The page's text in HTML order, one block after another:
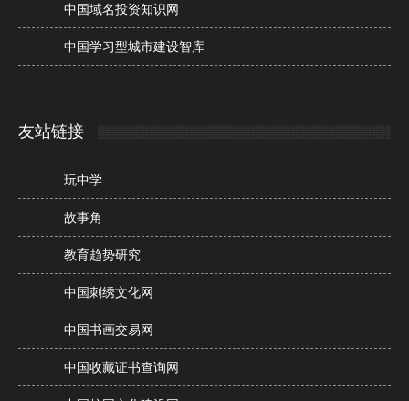
中国域名投资知识网
中国学习型城市建设智库
友站链接
玩中学
故事角
教育趋势研究
中国刺绣文化网
中国书画交易网
中国收藏证书查询网